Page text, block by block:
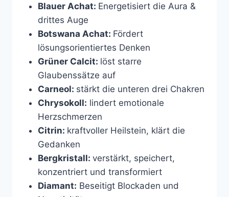
Blauer Achat: Energetisiert die Aura &
drittes Auge
Botswana Achat: Fördert
lösungsorientiertes Denken
Grüner Calcit: löst starre
Glaubenssätze auf
Carneol: stärkt die unteren drei Chakren
Chrysokoll: lindert emotionale
Herzschmerzen
Citrin: kraftvoller Heilstein, klärt die
Gedanken
Bergkristall: verstärkt, speichert,
konzentriert und transformiert
Diamant: Beseitigt Blockaden und